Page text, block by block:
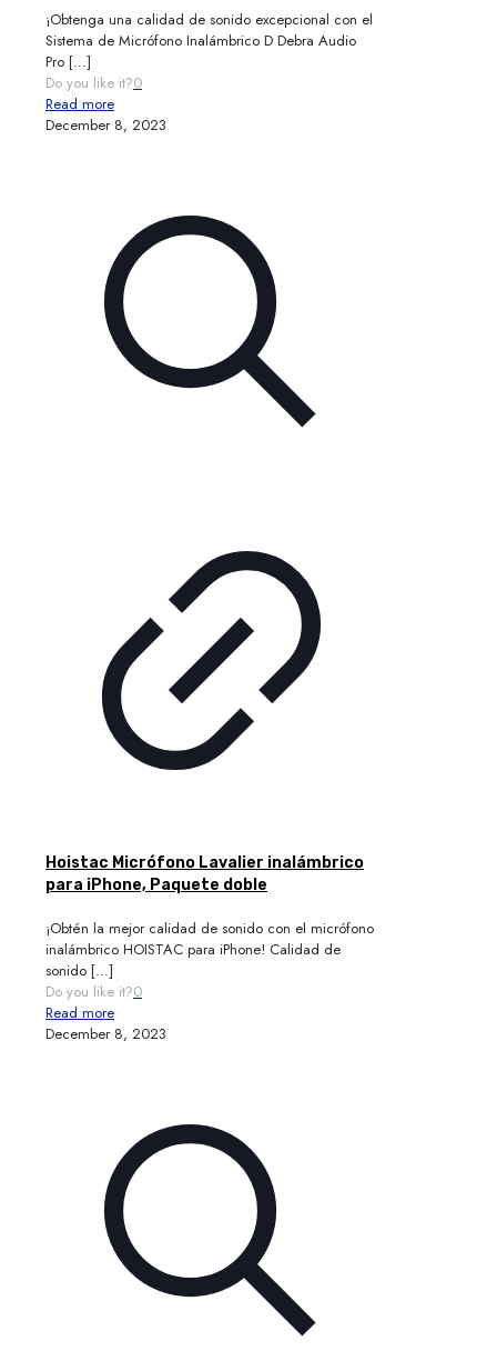
¡Obtenga una calidad de sonido excepcional con el
Sistema de Micrófono Inalámbrico D Debra Audio
Pro […]
Do you like it?0
Read more
December 8, 2023
Hoistac Micrófono Lavalier inalámbrico
para iPhone, Paquete doble
¡Obtén la mejor calidad de sonido con el micrófono
inalámbrico HOISTAC para iPhone! Calidad de
sonido […]
Do you like it?0
Read more
December 8, 2023